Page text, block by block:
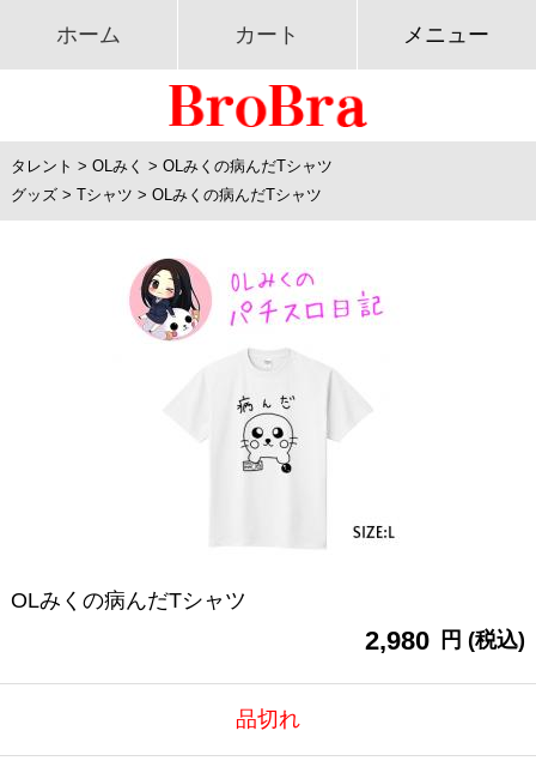
ホーム カート メニュー
タレント > OLみく > OLみくの病んだTシャツ
グッズ > Tシャツ > OLみくの病んだTシャツ
OLみくの病んだTシャツ
2,980 円 (税込)
品切れ